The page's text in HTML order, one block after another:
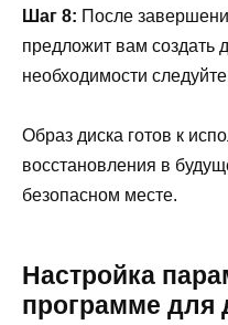
Шаг 8: После
предложит вам создать
необходимости
Образ диска готов к
восстановления в
безопасном месте.
Настройка
программе для